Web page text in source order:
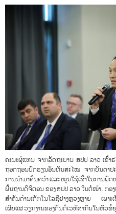
ຄະນະຜູ້ແທນ ຈາກລັດຖະບານ ສປປ ລາວ ເຂົ້
ຖອດຖອນບົດຮຽນອັນທັນສະໄໝ ຈາກບັນດາ
ການນຳມາຄົ້ນຄວ້າ ແລະ ໝູນໃຊ້ເຂົ້າໃນການພັດ
ພື້ນຖານດິຈິຕອນ ຂອງ ສປປ ລາວ ໃນຕໍ່ໜ້າ. ກອ
ສຳຄັນດ້ານເຕັກໂນໂລຊີຢ່າງຫຼວງຫຼາຍ ເພາ
ເຜີຍແຜ່ ວຽກງານຂອງຕົນຕໍ່ເວທີສາກົນໃນຫົວຂໍ້